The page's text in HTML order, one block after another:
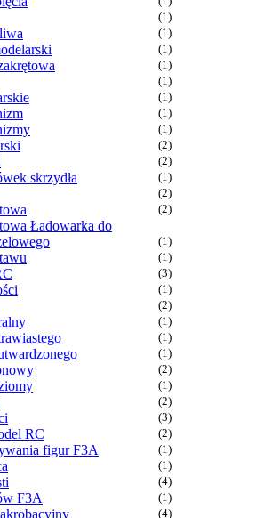
(1)
(1)
(1)
(1)
(1)
(1)
(1)
(1)
(2)
(2)
skrzydła (1)
(2)
(2)
Ładowarka do
(1)
(1)
(3)
(1)
(2)
(1)
(1)
(1)
(2)
(1)
(2)
(3)
RC (2)
figur F3A (1)
(1)
(4)
F3A (1)
(4)